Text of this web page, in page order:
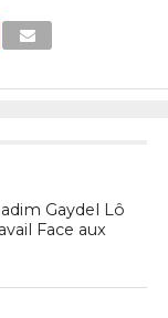
Gaydel Lô
Face aux